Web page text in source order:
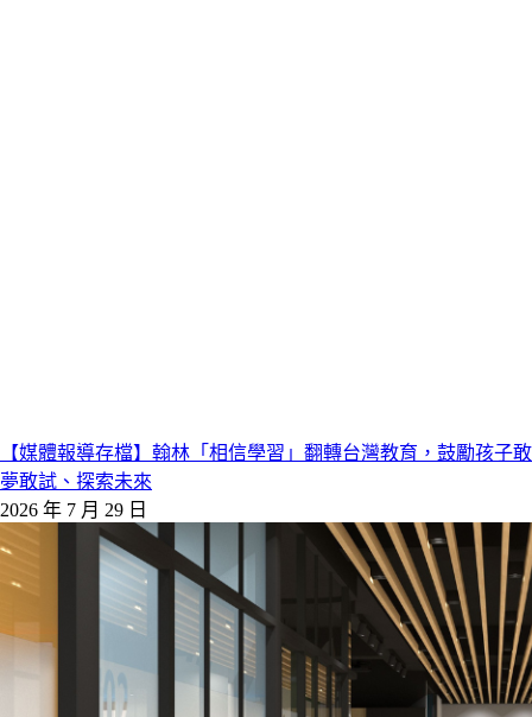
【媒體報導存檔】翰林「相信學習」翻轉台灣教育，鼓勵孩子敢
夢敢試、探索未來
2026 年 7 月 29 日